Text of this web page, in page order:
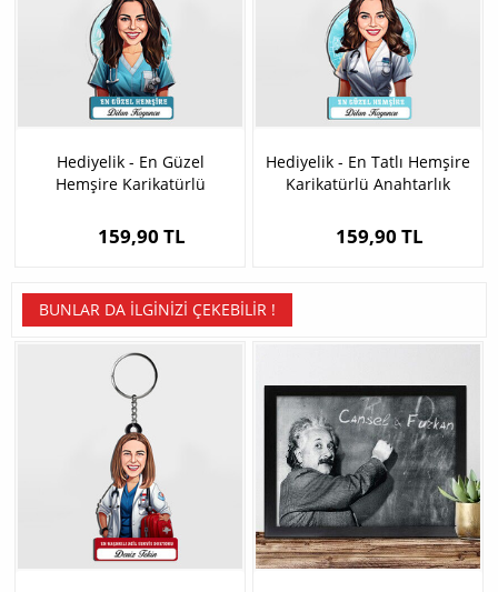
Hediyelik - En Güzel
Hemşire Karikatürlü
159,90 TL
Hediyelik - En Tatlı Hemşire
Karikatürlü Anahtarlık
159,90 TL
BUNLAR DA İLGINIZI ÇEKEBILIR !